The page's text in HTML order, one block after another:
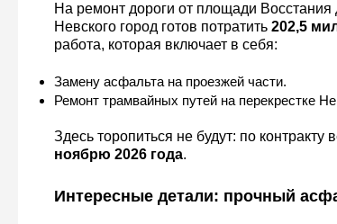
На ремонт дороги от площади
Невского город готов потратить 202,5
работа, которая включает в себя:
Замену асфальта на проезжей части.
Ремонт трамвайных путей на перекрестке
Здесь торопиться не будут: по
ноябрю 2026 года.
Интересные детали: прочный